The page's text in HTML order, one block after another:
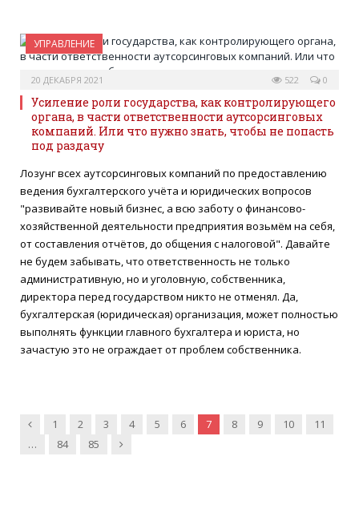
УПРАВЛЕНИЕ
20 ДЕКАБРЯ 2021 0
522
Усиление роли государства, как контролирующего
органа, в части ответственности аутсорсинговых
компаний. Или что нужно знать, чтобы не попасть
под раздачу
Лозунг всех аутсорсинговых компаний по предоставлению
ведения бухгалтерского учёта и юридических вопросов
"развивайте новый бизнес, а всю заботу о финансово-
хозяйственной деятельности предприятия возьмём на себя,
от составления отчётов, до общения с налоговой". Давайте
не будем забывать, что ответственность не только
административную, но и уголовную, собственника,
директора перед государством никто не отменял. Да,
бухгалтерская (юридическая) организация, может полностью
выполнять функции главного бухгалтера и юриста, но
зачастую это не ограждает от проблем собственника.
Предыдущие
1 2 3 4 5 6 7 8 9 10
11
…
84 85 Далее